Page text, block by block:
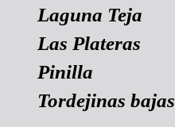
Laguna Teja
Las Plateras
Pinilla
Tordejinas bajas